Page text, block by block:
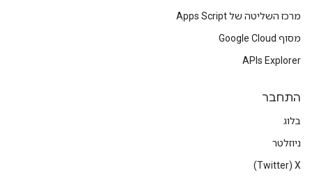
מרכז השליטה של Apps Script
מסוף Google Cloud
APIs Explorer
התחבר
בלוג
ניוזלטר
X‏ (Twitter)